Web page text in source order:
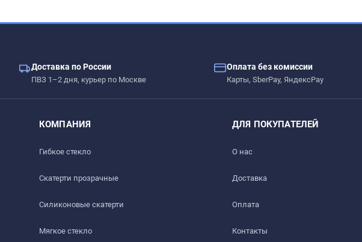
Доставка по России
ПВЗ 1–2 дня, курьер по Москве
Оплата без комиссии
Карты, SberPay, ЯндексPay
КОМПАНИЯ
Гибкое стекло
Скатерти прозрачные
Силиконовые скатерти
Мягкое стекло
ДЛЯ ПОКУПАТЕЛЕЙ
О нас
Доставка​
Оплата
Контакты